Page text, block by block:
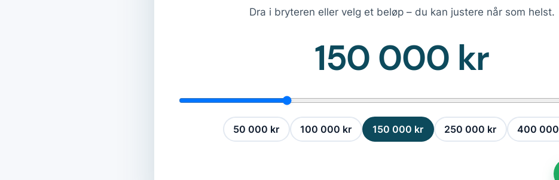
Dra i bryteren eller velg et beløp – du kan justere når som helst.
150 000 kr
50 000 kr 100 000 kr 150 000 kr 250 000 kr 400